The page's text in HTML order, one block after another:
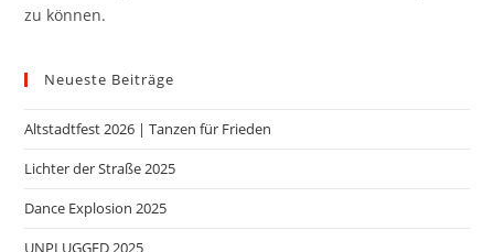
zu können.
Neueste Beiträge
Altstadtfest 2026 | Tanzen für Frieden
Lichter der Straße 2025
Dance Explosion 2025
UNPLUGGED 2025